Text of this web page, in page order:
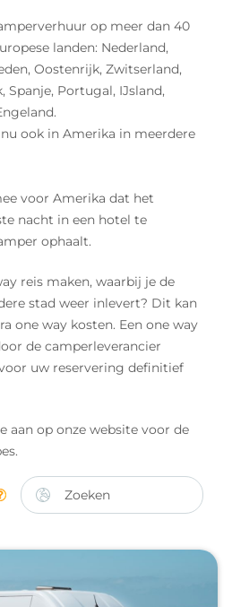
op meer dan 40
landen: Nederland,
Oostenrijk, Zwitserland,
Spanje, Portugal, IJsland,
ook in Amerika in meerdere
voor Amerika dat het
nacht in een hotel te
ophaalt.
reis maken, waarbij je de
stad weer inlevert? Dit kan
one way kosten. Een one way
de camperleverancier
uw reservering definitief
aan op onze website voor de